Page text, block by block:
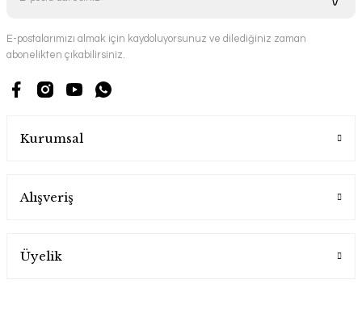
E-postalarımızı almak için kaydoluyorsunuz ve dilediğiniz zaman
abonelikten çıkabilirsiniz.
Kurumsal
Alışveriş
Üyelik